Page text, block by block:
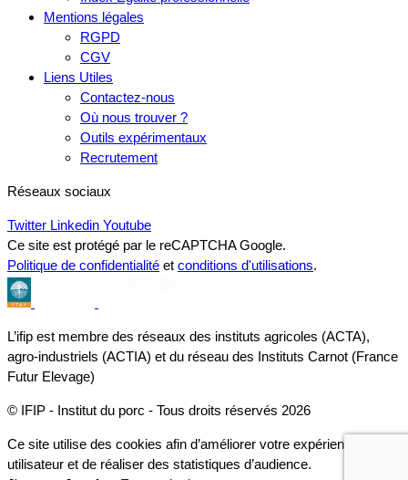
Mentions légales
RGPD
CGV
Liens Utiles
Contactez-nous
Où nous trouver ?
Outils expérimentaux
Recrutement
Réseaux sociaux
Twitter Linkedin Youtube
Ce site est protégé par le reCAPTCHA Google.
Politique de confidentialité et conditions d'utilisations.
L’ifip est membre des réseaux des instituts agricoles (ACTA),
agro-industriels (ACTIA) et du réseau des Instituts Carnot (France
Futur Elevage)
© IFIP - Institut du porc - Tous droits réservés 2026
Ce site utilise des cookies afin d’améliorer votre expérience
utilisateur et de réaliser des statistiques d’audience.